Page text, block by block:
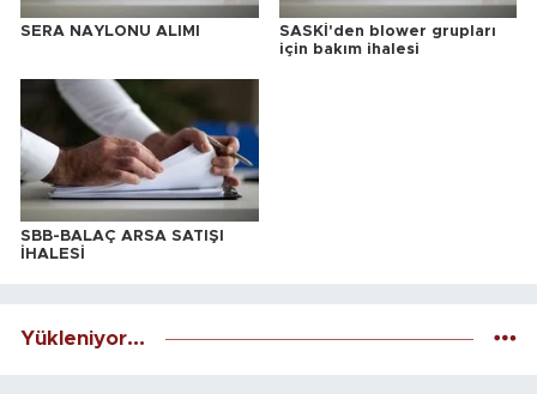
SERA NAYLONU ALIMI
SASKİ'den blower grupları
için bakım ihalesi
SBB-BALAÇ ARSA SATIŞI
İHALESİ
Yükleniyor...